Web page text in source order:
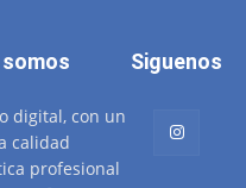
somos
digital, con un
calidad
profesional
Siguenos